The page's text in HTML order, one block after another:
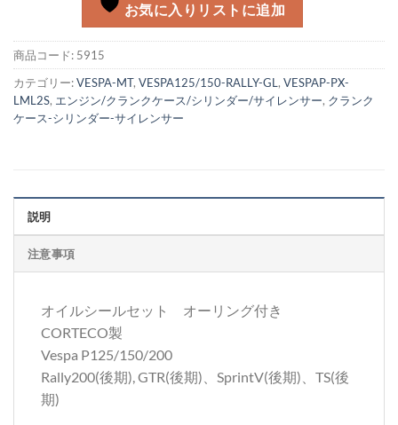
お気に入りリストに追加
商品コード: 5915
カテゴリー:VESPA-MT, VESPA125/150-RALLY-GL, VESPAP-PX-
LML2S, エンジン/クランクケース/シリンダー/サイレンサー, クランク
ケース-シリンダー-サイレンサー
説明
注意事項
オイルシールセット オーリング付き
CORTECO製
Vespa P125/150/200
Rally200(後期), GTR(後期)、SprintV(後期)、TS(後
期)